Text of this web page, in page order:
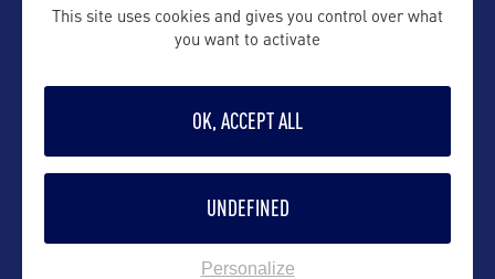
This site uses cookies and gives you control over what
you want to activate
OK, ACCEPT ALL
UNDEFINED
Personalize